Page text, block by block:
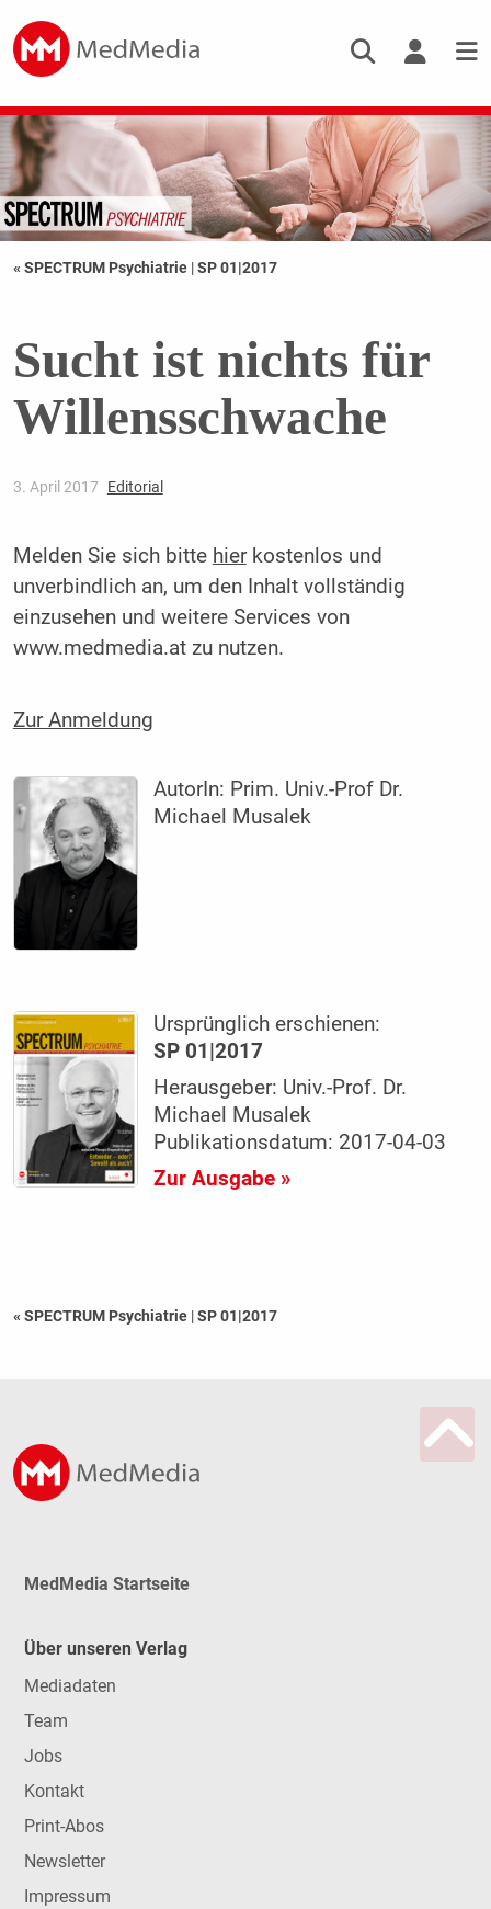
« SPECTRUM Psychiatrie |SP 01|2017
Sucht ist nichts für
Willensschwache
3. April 2017 Editorial
Melden Sie sich bitte hierkostenlos und
unverbindlich an, um den Inhalt vollständig
einzusehen und weitere Services von
www.medmedia.at zu nutzen.
Zur Anmeldung
AutorIn: Prim. Univ.-Prof Dr.
Michael Musalek
Ursprünglich erschienen:
SP 01|2017
Herausgeber: Univ.-Prof. Dr.
Michael Musalek
Publikationsdatum: 2017-04-03
Zur Ausgabe »
« SPECTRUM Psychiatrie |SP 01|2017
MedMedia Startseite
Über unseren Verlag
Mediadaten
Team
Jobs
Kontakt
Print-Abos
Newsletter
Impressum